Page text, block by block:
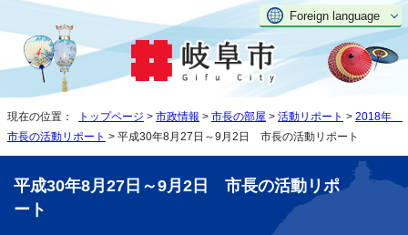
Foreign language
現在の位置： トップページ > 市政情報 > 市長の部屋 > 活動リポート > 2018年
市長の活動リポート > 平成30年8月27日～9月2日 市長の活動リポート
平成30年8月27日～9月2日 市長の活動リポ
ート